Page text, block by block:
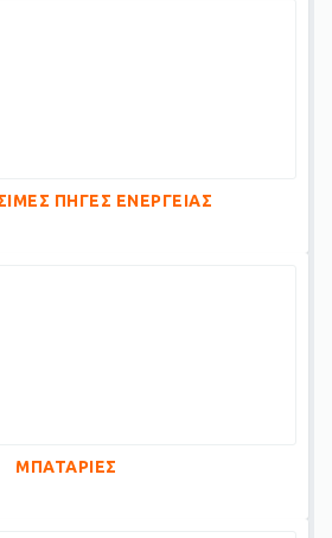
ΠΗΓΕΣ ΕΝΕΡΓΕΙΑΣ
ΜΠΑΤΑΡΙΕΣ